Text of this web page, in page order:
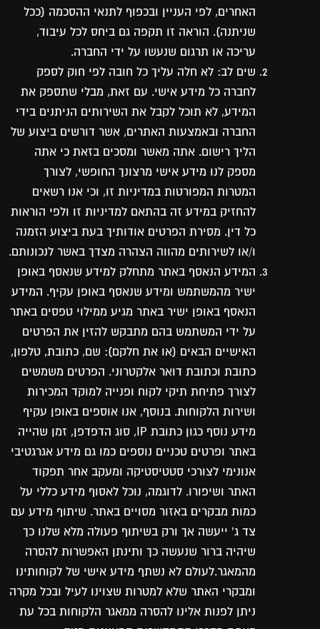
האחרים, לפי העניין ובכפוף לתנאי ההסכמה (ככל
שניתנה). הוראה זו תקפה גם ביחס לכל עיבוד,
עריכה או תרגום שנעשו על ידי החברה.
שים לב: לא חלה עליך כל חובה לפי חוק לספק
לחברה כל מידע אישי. עם זאת, מבלי שתספק את
המידע, לא תוכל לקבל את השירותים הניתנים בידי
החברה ובאמצעות האתרים, אשר דורשים ביצוע של
הליך רישום. אתה מאשר ומסכים בזאת כי אתה
מספק לנו מידע אישי מרצונך החופשי, לצורך
המטרות המפורטות במדיניות זו, וכי אנו רשאים
להחזיק במידע זה בהתאם למדיניות זו ולפי הוראות
כל דין. מסירת הפרטים אודותיך בעת ביצוע הזמנה
ו/או לשירותים מהווה הצהרה מצדך באשר לנכונותם.
המידע הנאסף באתר מתחלק למידע שנאסף באופן
ישיר מהמשתמש ומידע שנאסף באופן עקיף. המידע
הנאסף באופן ישיר באתר מגיע ממילוי טפסים באתר
על ידי המשתמש בהם מתבקש להזין את הפרטים
האישיים הבאים (או את חלקם): שם, כתובת, טלפון,
כתובת וכתובת דואר אלקטרוני. הפרטים משמשים
לצורך פתיחת תיקי לקוח ופנייה למוקד המכירות
ושירות הלקוחות. בנוסף, אנו אוספים באופן עקיף
מידע נוסף כגון כתובת IP, סוג הדפדפן, זמן שהייה
באתר ופרטים טכניים נוספים כמו גם מידע אגרגטיבי
אנונימי לצורכי סטטיסטיקה ומעקב אחר תפקוד
האתר ושיפורו. לדוגמה, נוכל לאסוף מידע כללי על
כמות מבקרים באזור מסויים באתר. שיתוף מידע עם
צד ג’ ייעשה אך ורק בשיתוף פעולה מלא שלנו כך
שיהיה ברור שנעשה כך ותינתן האפשרות להסרה
מהמאגר.לעולם לא נשתף מידע אישי של לקוחותינו
ומבקרי האתר שלא למטרות שצוינו לעיל ובכל מקרה
ניתן לפנות אלינו להסרה ממאגר הלקוחות בכל עת